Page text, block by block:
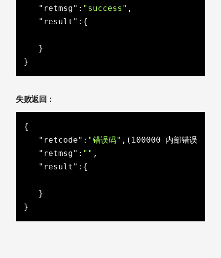
"retmsg" : "success" ,
"result" :{
   }
}
失败返回：
{
"retcode" : "错误码" ,(100000 内部错误 ，
"retmsg" : "" ,
"result" :{
   }
}